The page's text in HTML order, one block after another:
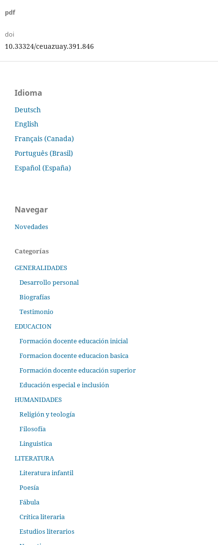
pdf
doi
10.33324/ceuazuay.391.846
Idioma
Deutsch
English
Français (Canada)
Português (Brasil)
Español (España)
Navegar
Novedades
Categorías
GENERALIDADES
Desarrollo personal
Biografías
Testimonio
EDUCACION
Formación docente educación inicial
Formacion docente educacion basica
Formación docente educación superior
Educación especial e inclusión
HUMANIDADES
Religión y teología
Filosofía
Linguistica
LITERATURA
Literatura infantil
Poesía
Fábula
Crítica literaria
Estudios literarios